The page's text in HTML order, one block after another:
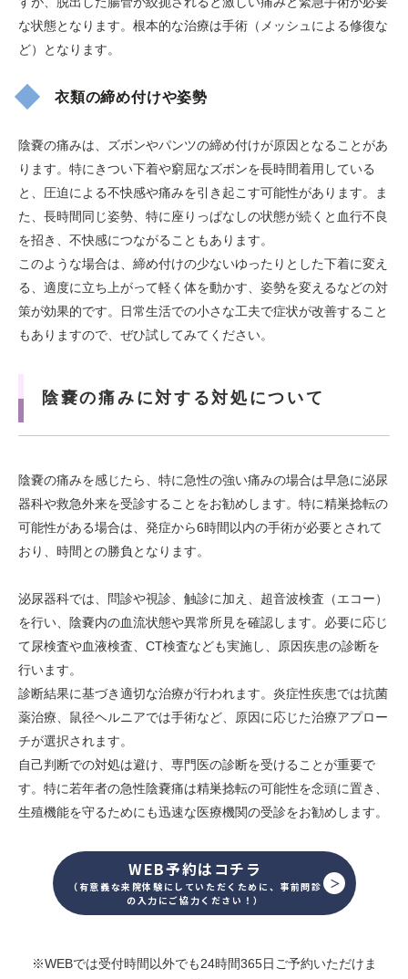
な状態となります。根本的な治療は手術（メッシュによる修復な
ど）となります。
衣類の締め付けや姿勢
陰嚢の痛みは、ズボンやパンツの締め付けが原因となることがあ
ります。特にきつい下着や窮屈なズボンを長時間着用している
と、圧迫による不快感や痛みを引き起こす可能性があります。ま
た、長時間同じ姿勢、特に座りっぱなしの状態が続くと血行不良
を招き、不快感につながることもあります。
このような場合は、締め付けの少ないゆったりとした下着に変え
る、適度に立ち上がって軽く体を動かす、姿勢を変えるなどの対
策が効果的です。日常生活での小さな工夫で症状が改善すること
もありますので、ぜひ試してみてください。
陰嚢の痛みに対する対処について
陰嚢の痛みを感じたら、特に急性の強い痛みの場合は早急に泌尿
器科や救急外来を受診することをお勧めします。特に精巣捻転の
可能性がある場合は、発症から6時間以内の手術が必要とされて
おり、時間との勝負となります。
泌尿器科では、問診や視診、触診に加え、超音波検査（エコー）
を行い、陰嚢内の血流状態や異常所見を確認します。必要に応じ
て尿検査や血液検査、CT検査なども実施し、原因疾患の診断を
行います。
診断結果に基づき適切な治療が行われます。炎症性疾患では抗菌
薬治療、鼠径ヘルニアでは手術など、原因に応じた治療アプロー
チが選択されます。
自己判断での対処は避け、専門医の診断を受けることが重要で
す。特に若年者の急性陰嚢痛は精巣捻転の可能性を念頭に置き、
生殖機能を守るためにも迅速な医療機関の受診をお勧めします。
WEB予約はコチラ
（有意義な来院体験にしていただくために、事前問診
の入力にご協力ください！）
※WEBでは受付時間以外でも24時間365日ご予約いただけま